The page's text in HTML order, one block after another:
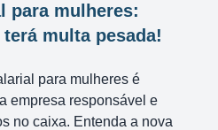
para mulheres:
multa pesada!
para mulheres é
empresa responsável e
no caixa. Entenda a nova